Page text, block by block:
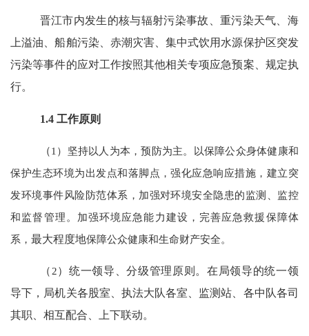
晋江市内发生的核与辐射污染事故、重污染天气、海
上溢油、船舶污染、赤潮灾害、集中式饮用水源保护区突发
污染等事件的应对工作按照其他相关专项应急预案、规定执
行。
1.4工作原则
（1 ）坚持以人为本，预防为主。以保障公众身体健康和
保护生态环境为出发点和落脚点，强化应急响应措施，建立突
发环境事件风险防范体系，加强对环境安全隐患的监测、监控
和监督管理。加强环境应急能力建设，完善应急救援保障体
系，最大程度地保障公众健康和生命财产安全。
（ 2）统一领导、分级管理原则。在局领导的统一领
导下，局机关各股室、执法大队各室、监测站、各中队各司
其职、相互配合、上下联动。